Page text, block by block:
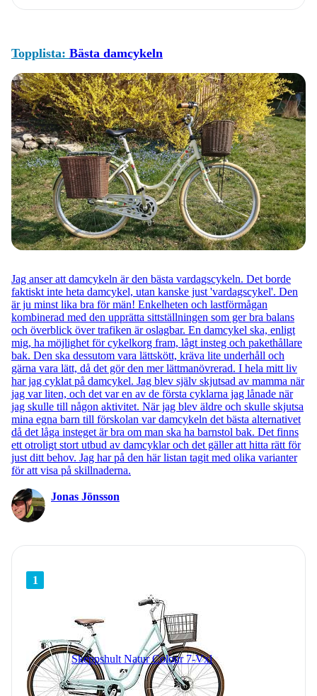
Topplista: Bästa damcykeln
Jag anser att damcykeln är den bästa vardagscykeln. Det borde
faktiskt inte heta damcykel, utan kanske just 'vardagscykel'. Den
är ju minst lika bra för män! Enkelheten och lastförmågan
kombinerad med den upprätta sittställningen som ger bra balans
och överblick över trafiken är oslagbar. En damcykel ska, enligt
mig, ha möjlighet för cykelkorg fram, lågt insteg och pakethållare
bak. Den ska dessutom vara lättskött, kräva lite underhåll och
gärna vara lätt, då det gör den mer lättmanövrerad. I hela mitt liv
har jag cyklat på damcykel. Jag blev själv skjutsad av mamma när
jag var liten, och det var en av de första cyklarna jag lånade när
jag skulle till någon aktivitet. När jag blev äldre och skulle skjutsa
mina egna barn till förskolan var damcykeln det bästa alternativet
då det låga insteget är bra om man ska ha barnstol bak. Det finns
ett otroligt stort utbud av damcyklar och det gäller att hitta rätt för
just ditt behov. Jag har på den här listan tagit med olika varianter
för att visa på skillnaderna.
Jonas Jönsson
1
Skeppshult Natur Colour 7-Vxl